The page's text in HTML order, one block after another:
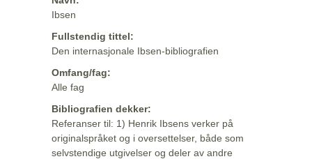
Ibsen
Fullstendig tittel:
Den internasjonale Ibsen-bibliografien
Omfang/fag:
Alle fag
Bibliografien dekker:
Referanser til: 1) Henrik Ibsens verker på
originalspråket og i oversettelser, både som
selvstendige utgivelser og deler av andre